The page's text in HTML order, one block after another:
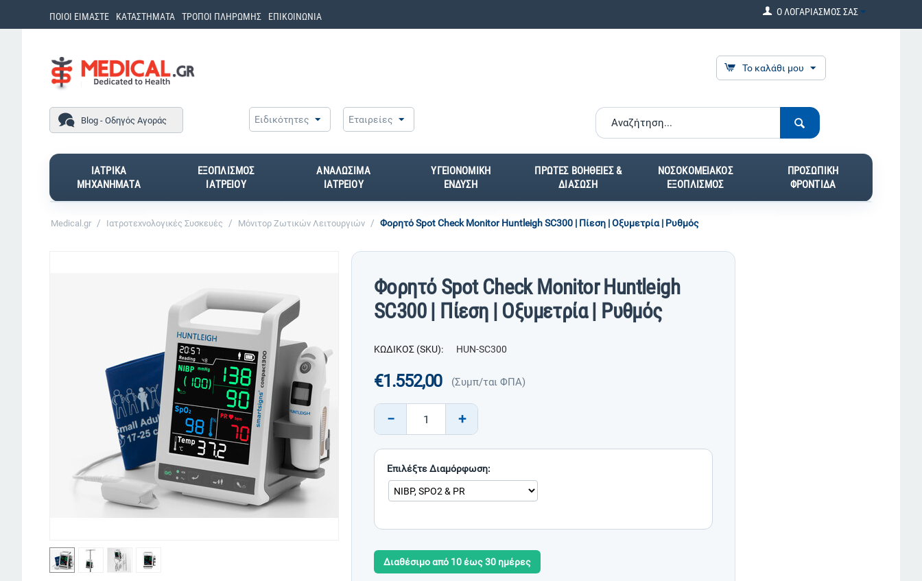
ΠΟΙΟΙ ΕΙΜΑΣΤΕ ΚΑΤΑΣΤΗΜΑΤΑ ΤΡΟΠΟΙ ΠΛΗΡΩΜΗΣ ΕΠΙΚΟΙΝΩΝΙΑ Ο ΛΟΓΑΡΙΑΣΜΟΣ ΣΑΣ
Το καλάθι μου
Blog - Οδηγός Αγοράς Ειδικότητες Εταιρείες
ΙΑΤΡΙΚΑ
ΜΗΧΑΝΗΜΑΤΑ
ΕΞΟΠΛΙΣΜΟΣ
ΙΑΤΡΕΙΟΥ
ΑΝΑΛΩΣΙΜΑ
ΙΑΤΡΕΙΟΥ
ΥΓΕΙΟΝΟΜΙΚΗ
ΕΝΔΥΣΗ
ΠΡΩΤΕΣ ΒΟΗΘΕΙΕΣ &
ΔΙΑΣΩΣΗ
ΝΟΣΟΚΟΜΕΙΑΚΟΣ
ΕΞΟΠΛΙΣΜΟΣ
ΠΡΟΣΩΠΙΚΗ
ΦΡΟΝΤΙΔΑ
Medical.gr / Ιατροτεχνολογικές Συσκευές / Μόνιτορ Ζωτικών Λειτουργιών / Φορητό Spot Check Monitor Huntleigh SC300 | Πίεση | Οξυμετρία | Ρυθμός
Φορητό Spot Check Monitor Huntleigh
SC300 | Πίεση | Οξυμετρία | Ρυθμός
ΚΩΔΙΚΟΣ (SKU): HUN-SC300
€1.552,00 (Συμπ/ται ΦΠΑ)
+
−
Επιλέξτε Διαμόρφωση:
Διαθέσιμο από 10 έως 30 ημέρες